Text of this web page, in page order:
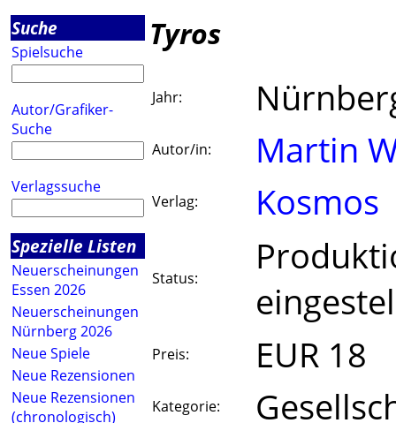
Suche
Spielsuche
Autor/Grafiker-
Suche
Verlagssuche
Spezielle Listen
Neuerscheinungen
Essen 2026
Neuerscheinungen
Nürnberg 2026
Neue Spiele
Neue Rezensionen
Neue Rezensionen
(chronologisch)
Tyros
Jahr:
Autor/in: Martin
Verlag: Kosmos
Status:
Preis: EUR 18
Kategorie: